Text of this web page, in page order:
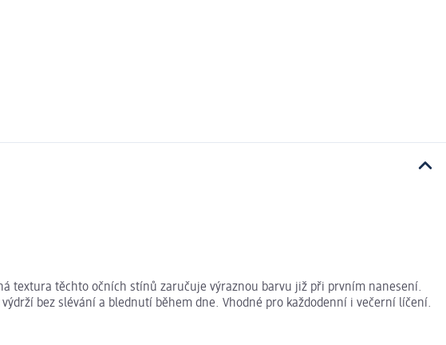
textura těchto očních stínů zaručuje výraznou barvu již při prvním nanesení.
bez slévání a blednutí během dne. Vhodné pro každodenní i večerní líčení.